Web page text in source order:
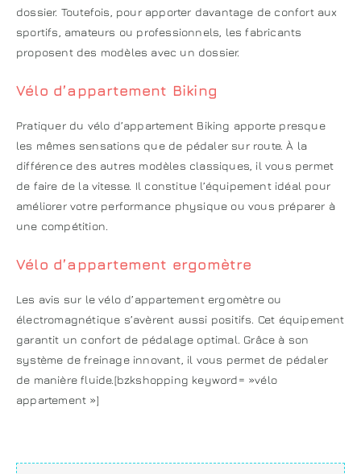
dossier. Toutefois, pour apporter davantage de confort aux
sportifs, amateurs ou professionnels, les fabricants
proposent des modèles avec un dossier.
Vélo d’appartement Biking
Pratiquer du vélo d’appartement Biking apporte presque
les mêmes sensations que de pédaler sur route. À la
différence des autres modèles classiques, il vous permet
de faire de la vitesse. Il constitue l’équipement idéal pour
améliorer votre performance physique ou vous préparer à
une compétition.
Vélo d’appartement ergomètre
Les avis sur le vélo d’appartement ergomètre ou
électromagnétique s’avèrent aussi positifs. Cet équipement
garantit un confort de pédalage optimal. Grâce à son
système de freinage innovant, il vous permet de pédaler
de manière fluide.[bzkshopping keyword= »vélo
appartement »]